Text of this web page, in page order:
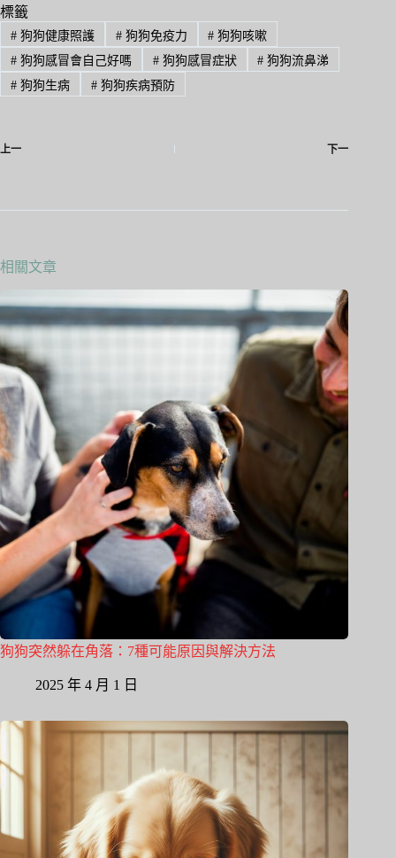
ok do
n
標籤
#狗狗健康照護 #狗狗免疫力 # 狗狗咳嗽
#狗狗感冒會自己好嗎 #狗狗感冒症狀 # 狗狗流鼻涕
#狗狗生病 #狗狗疾病預防
上一 下一
相關文章
狗狗突然躲在角落：7種可能原因與解決方法
2025 年 4 月 1 日